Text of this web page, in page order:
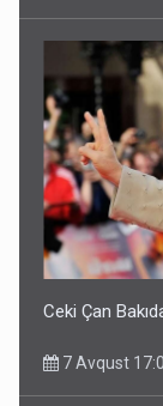
Ceki Çan
7 Avqust